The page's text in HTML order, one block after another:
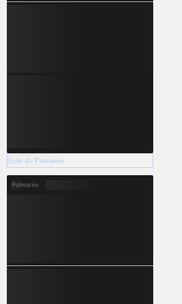
Suite du Palmarès
Palmarès